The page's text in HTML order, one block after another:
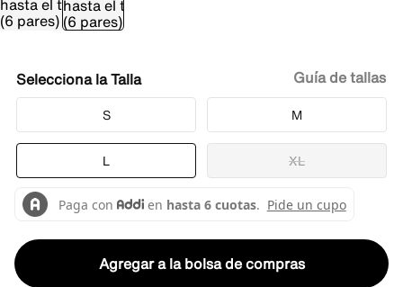
Talla
S M
L XL
Guía de tallas
Agregar a la bolsa de compras